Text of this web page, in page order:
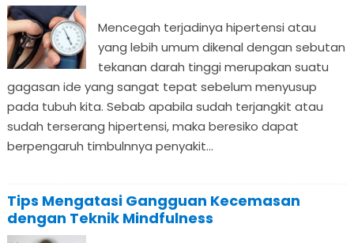
Mencegah terjadinya hipertensi atau
yang lebih umum dikenal dengan sebutan
tekanan darah tinggi merupakan suatu
gagasan ide yang sangat tepat sebelum menyusup
pada tubuh kita. Sebab apabila sudah terjangkit atau
sudah terserang hipertensi, maka beresiko dapat
berpengaruh timbulnnya penyakit...
Tips Mengatasi Gangguan Kecemasan
dengan Teknik Mindfulness